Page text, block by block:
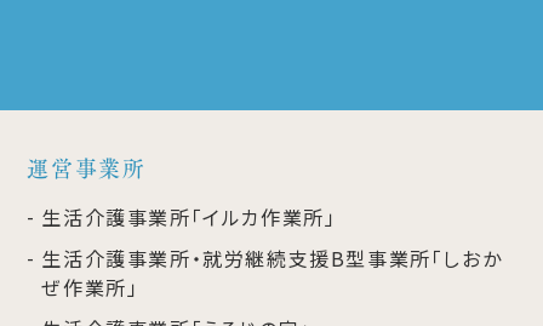
運営事業所
生活介護事業所「イルカ作業所」
生活介護事業所・就労継続支援B型事業所「しおか
ぜ作業所」